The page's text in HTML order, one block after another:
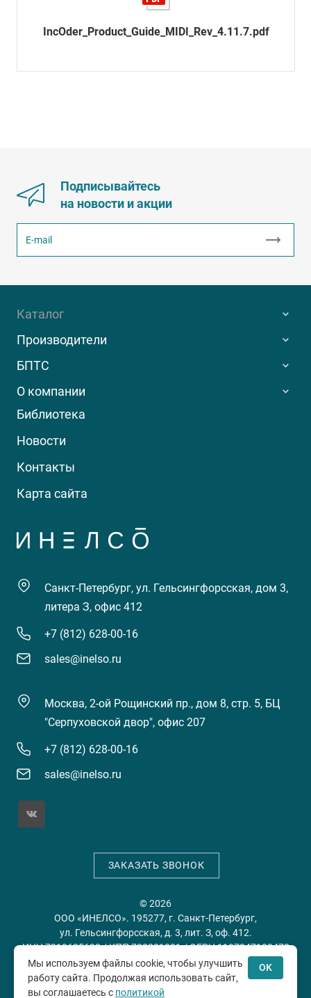
IncOder_Product_Guide_MIDI_Rev_4.11.7.pdf
Подписывайтесь
на новости и акции
Каталог
Производители
БПТС
О компании
Библиотека
Новости
Контакты
Карта сайта
Санкт-Петербург, ул. Гельсингфорсская, дом 3,
литера З, офис 412
+7 (812) 628-00-16
sales@inelso.ru
Москва, 2-ой Рощинский пр., дом 8, стр. 5, БЦ
"Серпуховской двор", офис 207
+7 (812) 628-00-16
sales@inelso.ru
ЗАКАЗАТЬ ЗВОНОК
© 2026
ООО «ИНЕЛСО». 195277, г. Санкт-Петербург,
ул. Гельсингфорсская, д. 3, лит. З, оф. 412.
ИНН 7813635698 / КПП 780201001 / ОГРН 1197847128478
Политика конфиденциальности
Мы используем файлы cookie, чтобы улучшить
работу сайта. Продолжая использовать сайт,
вы соглашаетесь с политикой
OK